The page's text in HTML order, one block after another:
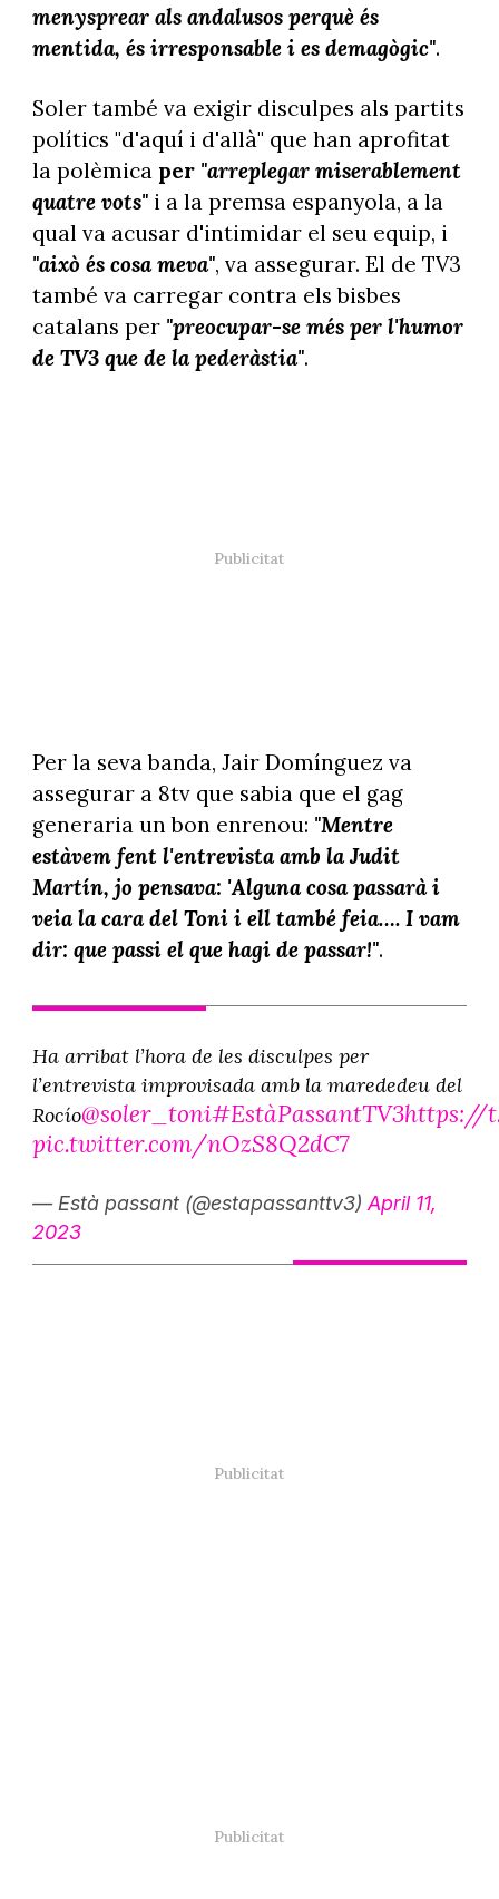
menysprear als andalusosperquè és
mentida, és irresponsable i es demagògic".
Soler també va exigir disculpes als partits
polítics "d'aquí i d'allà" que han aprofitat
la polèmicaper"arreplegar miserablement
quatre vots" i a la premsa espanyola, a la
qual va acusar d'intimidar el seu equip, i
"això és cosa meva", va assegurar. El de TV3
també va carregar contra els bisbes
catalans per "preocupar-se més per l'humor
de TV3 que de la pederàstia".
Per la seva banda, Jair Domínguez va
assegurar a 8tv que sabia que el gag
generaria un bon enrenou: "Mentre
estàvem fent l'entrevista amb la Judit
Martín, jo pensava: 'Alguna cosa passarà i
veia la cara del Toni i ell també feia…. I vam
dir: que passi el que hagi de passar!".
Ha arribat l’hora de les disculpes per
l’entrevista improvisada amb la marededeu del
Rocío@soler_toni#EstàPassantTV3https://
pic.twitter.com/nOzS8Q2dC7
— Està passant (@estapassanttv3) April 11,
2023